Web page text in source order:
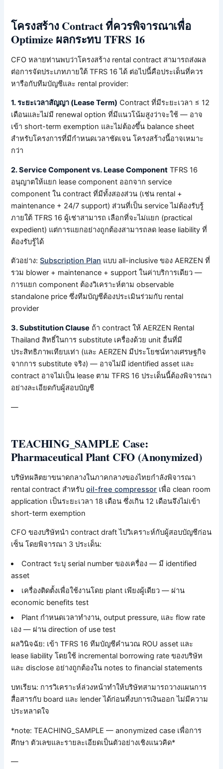
โครงสร้าง Contract ที่ควรพิจารณาเพื่อ
Optimize ผลกระทบ TFRS 16
CFO หลายท่านพบว่าโครงสร้าง rental contract สามารถส่งผล
ต่อการจัดประเภทภายใต้ TFRS 16 ได้ ต่อไปนี้คือประเด็นที่ควร
หารือกับทีมบัญชีและ rental provider:
1. ระยะเวลาสัญญา (Lease Term) Contract ที่มีระยะเวลา ≤ 12
เดือนและไม่มี renewal option ที่มีแนวโน้มสูงว่าจะใช้ — อาจ
เข้า short-term exemption และไม่ต้องขึ้น balance sheet
สำหรับโครงการที่มีกำหนดเวลาชัดเจน โครงสร้างนี้อาจเหมาะ
กว่า
2. Service Component vs. Lease Component TFRS 16
อนุญาตให้แยก lease component ออกจาก service
component ใน contract ที่มีทั้งสองส่วน (เช่น rental +
maintenance + 24/7 support) ส่วนที่เป็น service ไม่ต้องรับรู้
ภายใต้ TFRS 16 ผู้เช่าสามารถ เลือกที่จะไม่แยก (practical
expedient) แต่การแยกอย่างถูกต้องสามารถลด lease liability ที่
ต้องรับรู้ได้
ตัวอย่าง:Subscription Plan แบบ all-inclusive ของ AERZEN ที่
รวม blower + maintenance + support ในค่าบริการเดียว —
การแยก component ต้องวิเคราะห์ตาม observable
standalone price ซึ่งทีมบัญชีต้องประเมินร่วมกับ rental
provider
3. Substitution Clause ถ้า contract ให้ AERZEN Rental
Thailand สิทธิ์ในการ substitute เครื่องด้วย unit อื่นที่มี
ประสิทธิภาพเทียบเท่า (และ AERZEN มีประโยชน์ทางเศรษฐกิจ
จากการ substitute จริง) — อาจไม่มี identified asset และ
contract อาจไม่เป็น lease ตาม TFRS 16 ประเด็นนี้ต้องพิจารณา
อย่างละเอียดกับผู้สอบบัญชี
—
TEACHING_SAMPLE Case:
Pharmaceutical Plant CFO (Anonymized)
บริษัทผลิตยาขนาดกลางในภาคกลางของไทยกำลังพิจารณา
rental contract สำหรับoil-free compressor เพื่อ clean room
application เป็นระยะเวลา 18 เดือน ซึ่งเกิน 12 เดือนจึงไม่เข้า
short-term exemption
CFO ของบริษัทนำ contract draft ไปวิเคราะห์กับผู้สอบบัญชีก่อน
เซ็น โดยพิจารณา 3 ประเด็น:
Contract ระบุ serial number ของเครื่อง — มี identified
asset
เครื่องติดตั้งเพื่อใช้งานโดย plant เพียงผู้เดียว — ผ่าน
economic benefits test
Plant กำหนดเวลาทำงาน, output pressure, และ flow rate
เอง — ผ่าน direction of use test
ผลวินิจฉัย: เข้า TFRS 16 ทีมบัญชีคำนวณ ROU asset และ
lease liability โดยใช้ incremental borrowing rate ของบริษัท
และ disclose อย่างถูกต้องใน notes to financial statements
บทเรียน: การวิเคราะห์ล่วงหน้าทำให้บริษัทสามารถวางแผนการ
สื่อสารกับ board และ lender ได้ก่อนที่งบการเงินออก ไม่มีความ
ประหลาดใจ
*note: TEACHING_SAMPLE — anonymized case เพื่อการ
ศึกษา ตัวเลขและรายละเอียดเป็นตัวอย่างเชิงแนวคิด*
—